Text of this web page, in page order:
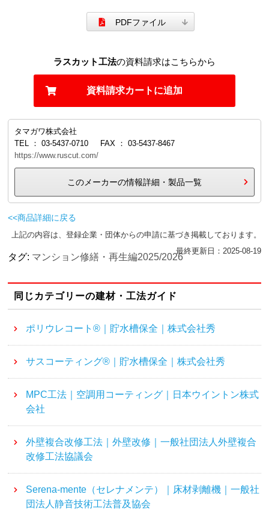
PDFファイル
ラスカット工法の資料請求はこちらから
資料請求カートに追加
タマガワ株式会社
TEL ： 03-5437-0710 FAX ： 03-5437-8467
https://www.ruscut.com/
このメーカーの情報詳細・製品一覧
<<商品詳細に戻る
上記の内容は、登録企業・団体からの申請に基づき掲載しております。
最終更新日：2025-08-19
タグ: マンション修繕・再生編2025/2026
同じカテゴリーの建材・工法ガイド
ポリウレコート®｜貯水槽保全｜株式会社秀
サスコーティング®｜貯水槽保全｜株式会社秀
MPC工法｜空調用コーティング｜日本ウイントン株式
会社
外壁複合改修工法｜外壁改修｜一般社団法人外壁複合
改修工法協議会
Serena-mente（セレナメンテ）｜床材剥離機｜一般社
団法人静音技術工法普及協会